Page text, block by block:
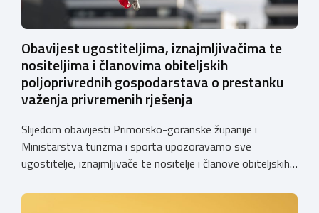
Obavijest ugostiteljima, iznajmljivačima te
nositeljima i članovima obiteljskih
poljoprivrednih gospodarstava o prestanku
važenja privremenih rješenja
Slijedom obavijesti Primorsko-goranske županije i
Ministarstva turizma i sporta upozoravamo sve
ugostitelje, iznajmljivače te nositelje i članove obiteljskih
privremenih rješenja izdanih sukladno Zakonu o